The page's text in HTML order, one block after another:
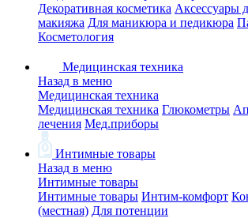
Декоративная косметика Аксессуары
макияжа Для маникюра и педикюра
Косметология
Медицинская техника
Назад в меню
Медицинская техника
Медицинская техника Глюкометры
лечения Мед.приборы
Интимные товары
Назад в меню
Интимные товары
Интимные товары Интим-комфорт
(местная) Для потенции